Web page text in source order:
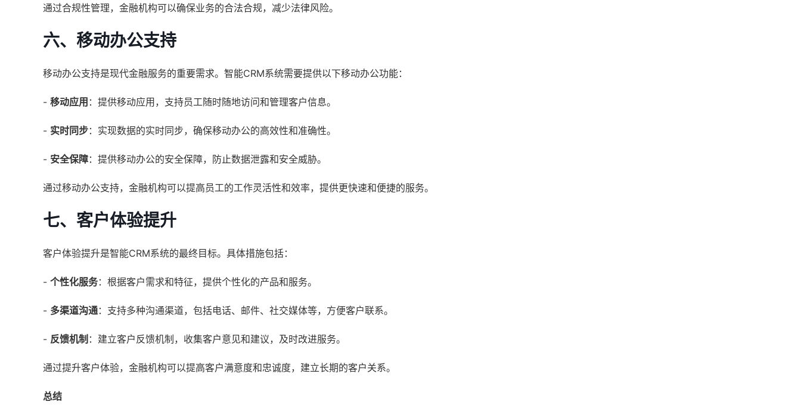
通过合规性管理，金融机构可以确保业务的合法合规，减少法律风险。
六、移动办公支持
移动办公支持是现代金融服务的重要需求。智能CRM系统需要提供以下移动办公功能：
- 移动应用 ：提供移动应用，支持员工随时随地访问和管理客户信息。
- 实时同步：实现数据的实时同步，确保移动办公的高效性和准确性。
- 安全保障：提供移动办公的安全保障，防止数据泄露和安全威胁。
通过移动办公支持，金融机构可以提高员工的工作灵活性和效率，提供更快速和便捷的服务。
七、客户体验提升
客户体验提升是智能CRM系统的最终目标。具体措施包括：
- 个性化服务：根据客户需求和特征，提供个性化的产品和服务。
- 多渠道沟通：支持多种沟通渠道，包括电话、邮件、社交媒体等，方便客户联系。
- 反馈机制 ：建立客户反馈机制，收集客户意见和建议，及时改进服务。
通过提升客户体验，金融机构可以提高客户满意度和忠诚度，建立长期的客户关系。
总结